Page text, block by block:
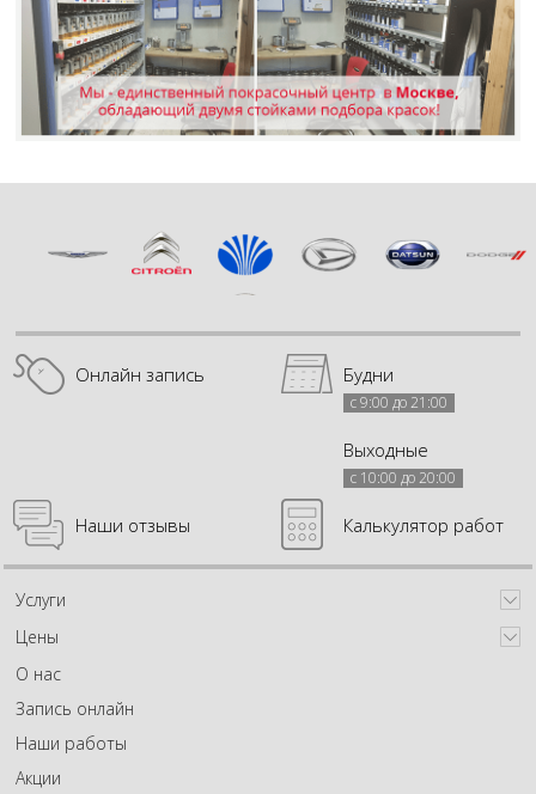
Онлайн запись Будни
с 9:00 до 21:00
Выходные
с 10:00 до 20:00
Наши отзывы Калькулятор работ
Услуги
Цены
О нас
Запись онлайн
Наши работы
Акции